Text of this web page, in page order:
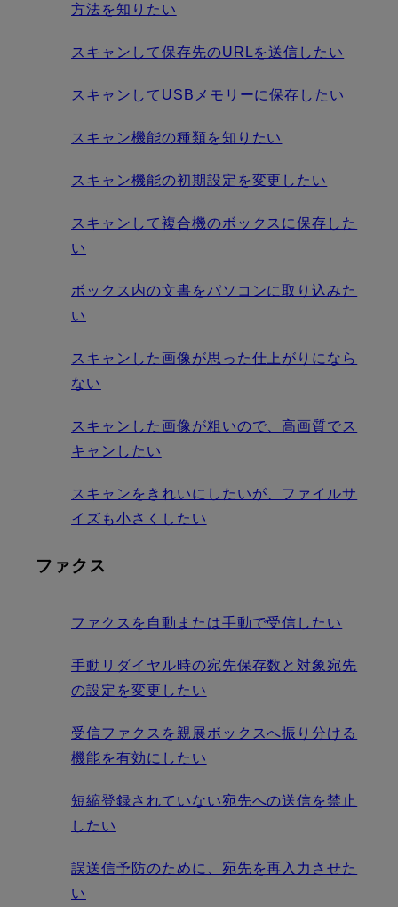
方法を知りたい
スキャンして保存先のURLを送信したい
スキャンしてUSBメモリーに保存したい
スキャン機能の種類を知りたい
スキャン機能の初期設定を変更したい
スキャンして複合機のボックスに保存した
い
ボックス内の文書をパソコンに取り込みた
い
スキャンした画像が思った仕上がりになら
ない
スキャンした画像が粗いので、高画質でス
キャンしたい
スキャンをきれいにしたいが、ファイルサ
イズも小さくしたい
ファクス
ファクスを自動または手動で受信したい
手動リダイヤル時の宛先保存数と対象宛先
の設定を変更したい
受信ファクスを親展ボックスへ振り分ける
機能を有効にしたい
短縮登録されていない宛先への送信を禁止
したい
誤送信予防のために、宛先を再入力させた
い